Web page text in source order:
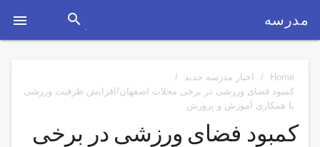
 مدرسه search
Home
/ اخبار مدرسه جدید
/
کمبود فضای ورزشی در برخی محلات اصفهان/افزایش ظرفیت ورزشی
با همکاری آموزش و پرورش
کمبود فضای ورزشی در برخی